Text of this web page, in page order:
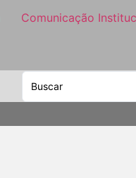
Comunicação